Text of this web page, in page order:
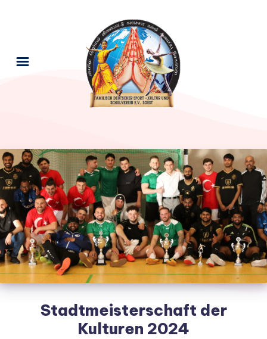
Stadtmeisterschaft der
Kulturen 2024